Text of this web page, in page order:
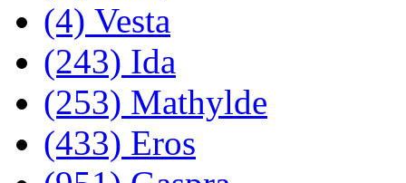
(4) Vesta
(243) Ida
(253) Mathylde
(433) Eros